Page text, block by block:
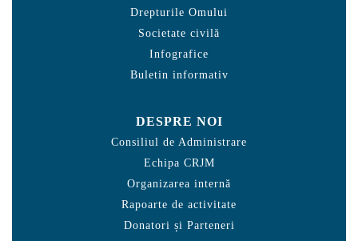
Drepturile Omului
Societate civilă
Infografice
Buletin informativ
DESPRE NOI
Consiliul de Administrare
Echipa CRJM
Organizarea internă
Rapoarte de activitate
Donatori și Parteneri